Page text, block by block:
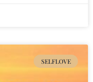
SELFLOVE